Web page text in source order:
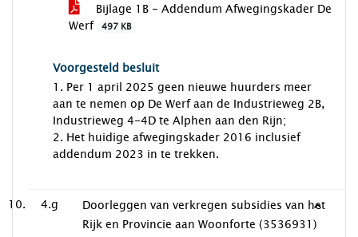
Bijlage 1B - Addendum Afwegingskader De
Werf 497 KB
Voorgesteld besluit
1. Per 1 april 2025 geen nieuwe huurders meer
aan te nemen op De Werf aan de Industrieweg 2B,
Industrieweg 4-4D te Alphen aan den Rijn;
2. Het huidige afwegingskader 2016 inclusief
addendum 2023 in te trekken.
4.g
Doorleggen van verkregen subsidies van het
Rijk en Provincie aan Woonforte (3536931)